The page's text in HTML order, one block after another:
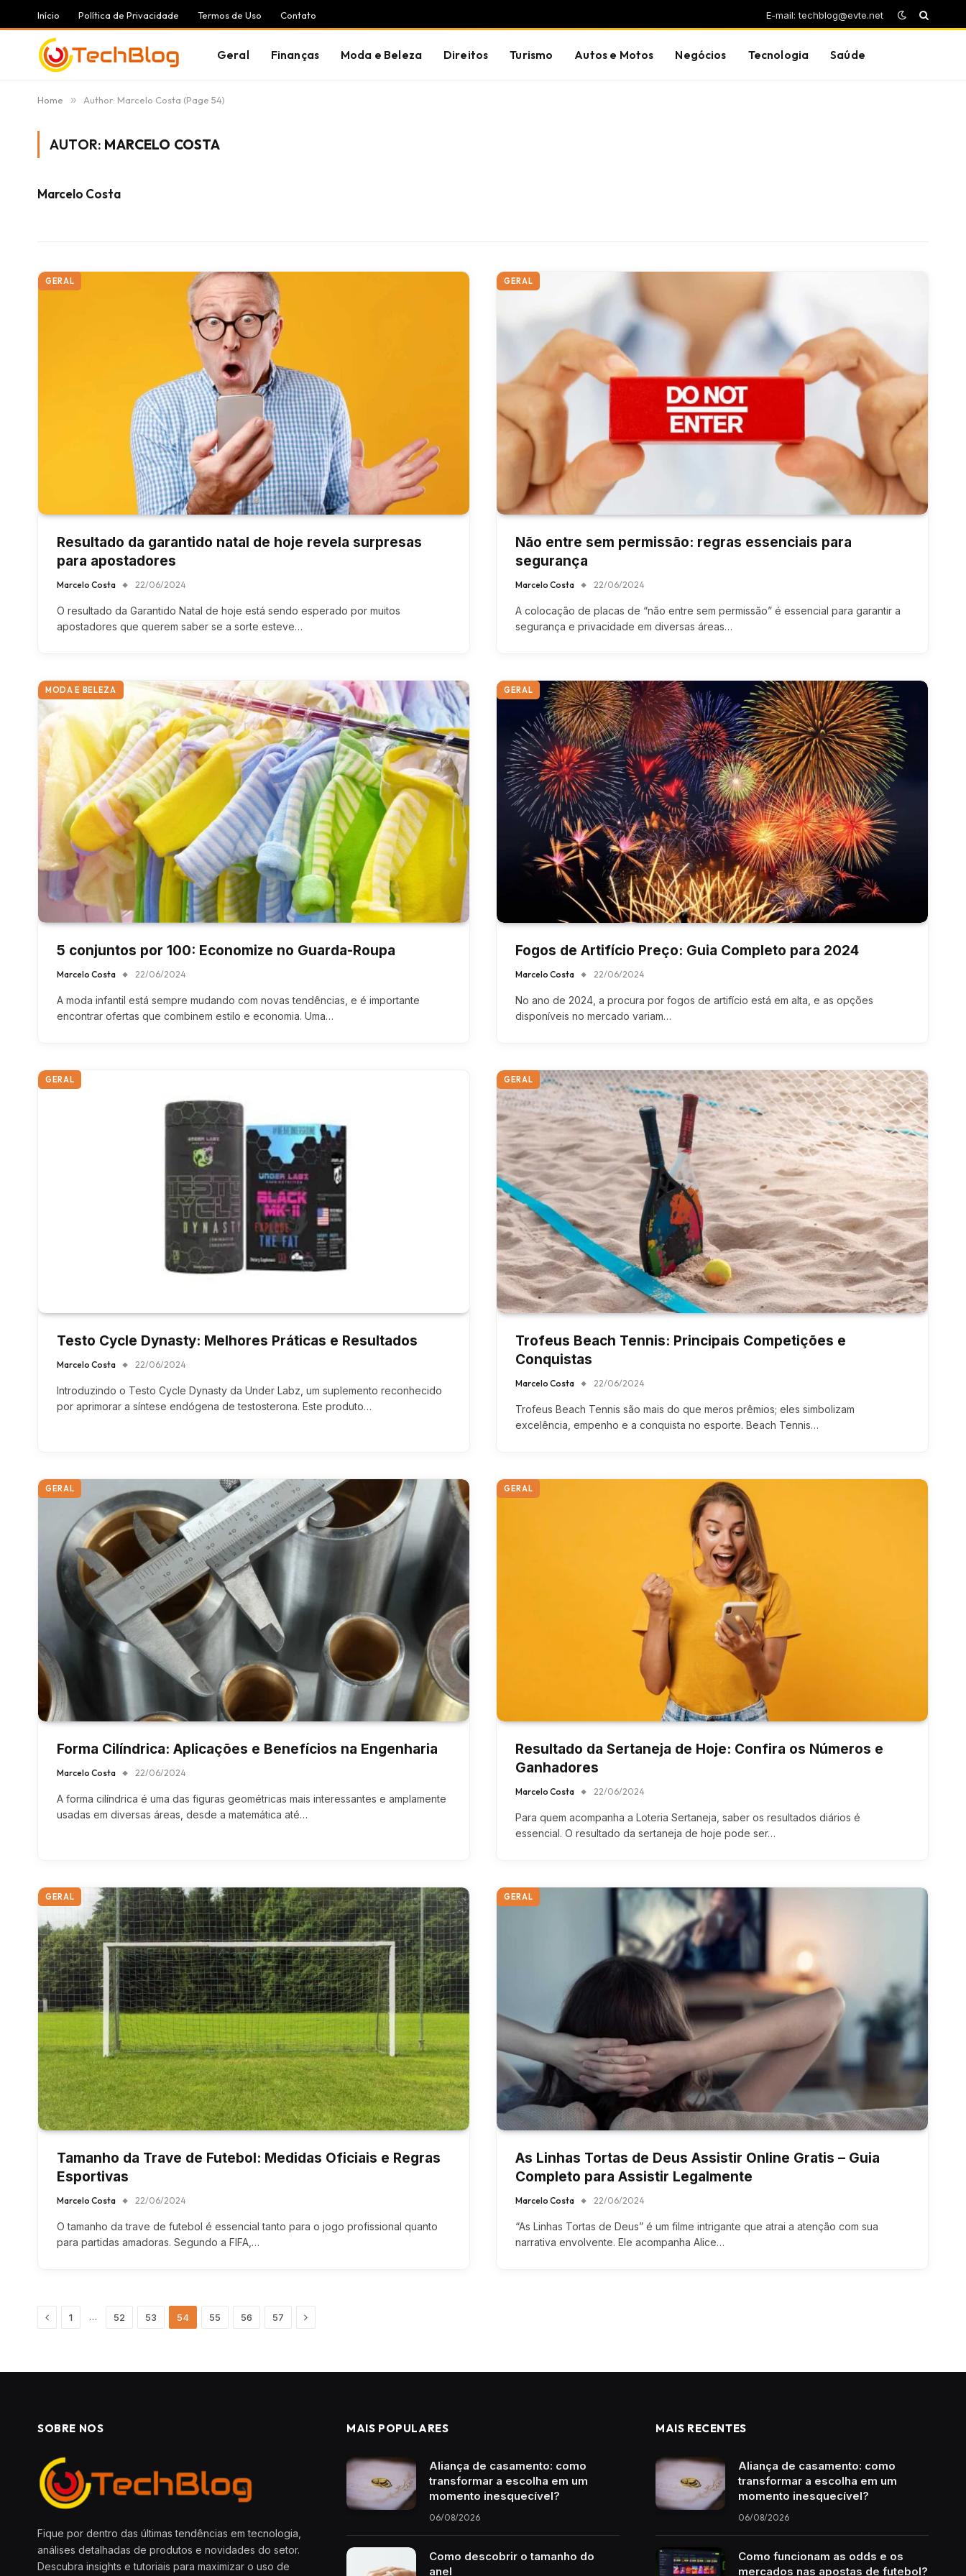
Início Política de Privacidade Termos de Uso Contato E-mail: techblog@evte.net
Geral Finanças Moda e Beleza Direitos Turismo Autos e Motos Negócios Tecnologia Saúde
Home » Author: Marcelo Costa (Page 54)
AUTOR: MARCELO COSTA
Marcelo Costa
GERAL
Resultado da garantido natal de hoje revela surpresas
para apostadores
Marcelo Costa 22/06/2024
O resultado da Garantido Natal de hoje está sendo esperado por muitos
apostadores que querem saber se a sorte esteve…
GERAL
Não entre sem permissão: regras essenciais para
segurança
Marcelo Costa 22/06/2024
A colocação de placas de “não entre sem permissão” é essencial para garantir a
segurança e privacidade em diversas áreas…
MODA E BELEZA
5 conjuntos por 100: Economize no Guarda-Roupa
Marcelo Costa 22/06/2024
A moda infantil está sempre mudando com novas tendências, e é importante
encontrar ofertas que combinem estilo e economia. Uma…
GERAL
Fogos de Artifício Preço: Guia Completo para 2024
Marcelo Costa 22/06/2024
No ano de 2024, a procura por fogos de artifício está em alta, e as opções
disponíveis no mercado variam…
GERAL
Testo Cycle Dynasty: Melhores Práticas e Resultados
Marcelo Costa 22/06/2024
Introduzindo o Testo Cycle Dynasty da Under Labz, um suplemento reconhecido
por aprimorar a síntese endógena de testosterona. Este produto…
GERAL
Trofeus Beach Tennis: Principais Competições e
Conquistas
Marcelo Costa 22/06/2024
Trofeus Beach Tennis são mais do que meros prêmios; eles simbolizam
excelência, empenho e a conquista no esporte. Beach Tennis…
GERAL
Forma Cilíndrica: Aplicações e Benefícios na Engenharia
Marcelo Costa 22/06/2024
A forma cilíndrica é uma das figuras geométricas mais interessantes e amplamente
usadas em diversas áreas, desde a matemática até…
GERAL
Resultado da Sertaneja de Hoje: Confira os Números e
Ganhadores
Marcelo Costa 22/06/2024
Para quem acompanha a Loteria Sertaneja, saber os resultados diários é
essencial. O resultado da sertaneja de hoje pode ser…
GERAL
Tamanho da Trave de Futebol: Medidas Oficiais e Regras
Esportivas
Marcelo Costa 22/06/2024
O tamanho da trave de futebol é essencial tanto para o jogo profissional quanto
para partidas amadoras. Segundo a FIFA,…
GERAL
As Linhas Tortas de Deus Assistir Online Gratis – Guia
Completo para Assistir Legalmente
Marcelo Costa 22/06/2024
“As Linhas Tortas de Deus” é um filme intrigante que atrai a atenção com sua
narrativa envolvente. Ele acompanha Alice…
Previous
1 … 52 53 54 55 56 57 Next
SOBRE NOS
Fique por dentro das últimas tendências em tecnologia,
análises detalhadas de produtos e novidades do setor.
Descubra insights e tutoriais para maximizar o uso de
MAIS POPULARES
Aliança de casamento: como
transformar a escolha em um
momento inesquecível?
06/08/2026
Como descobrir o tamanho do
anel
MAIS RECENTES
Aliança de casamento: como
transformar a escolha em um
momento inesquecível?
06/08/2026
Como funcionam as odds e os
mercados nas apostas de futebol?